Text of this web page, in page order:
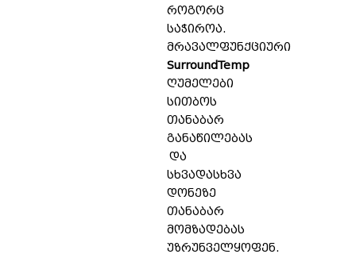
როგორც
საჭიროა.
მრავალფუნქციური
SurroundTemp
ღუმელები
სითბოს
თანაბარ
განაწილებას
და
სხვადასხვა
დონეზე
თანაბარ
მომზადებას
უზრუნველყოფენ.